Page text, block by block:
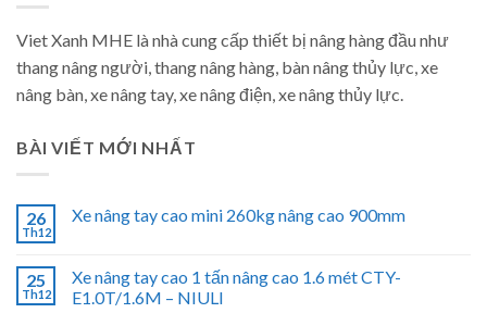
Viet Xanh MHE là nhà cung cấp thiết bị nâng hàng đầu như
thang nâng người, thang nâng hàng, bàn nâng thủy lực, xe
nâng bàn, xe nâng tay, xe nâng điện, xe nâng thủy lực.
BÀI VIẾT MỚI NHẤT
26
Th12
Xe nâng tay cao mini 260kg nâng cao 900mm
25
Th12
Xe nâng tay cao 1 tấn nâng cao 1.6 mét CTY-
E1.0T/1.6M – NIULI